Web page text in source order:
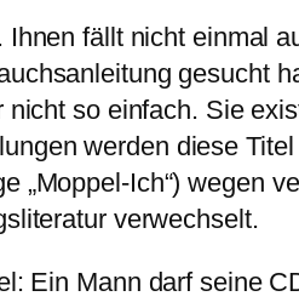
fällt nicht einmal
gesucht
so einfach. Sie
werden diese
„Moppel-Ich“) wegen
verwechselt.
Ein Mann darf seine